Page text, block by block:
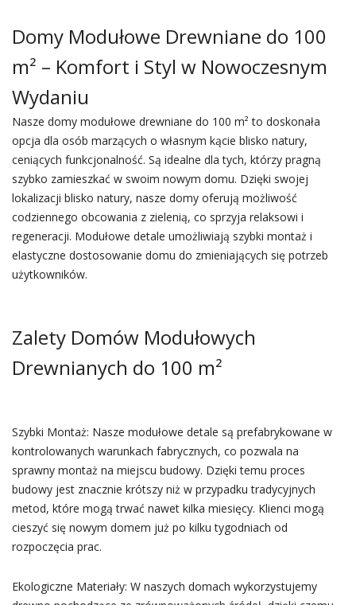
Domy Modułowe Drewniane do 100
m² – Komfort i Styl w Nowoczesnym
Wydaniu
Nasze domy modułowe drewniane do 100 m² to doskonała
opcja dla osób marzących o własnym kącie blisko natury,
ceniących funkcjonalność. Są idealne dla tych, którzy pragną
szybko zamieszkać w swoim nowym domu. Dzięki swojej
lokalizacji blisko natury, nasze domy oferują możliwość
codziennego obcowania z zielenią, co sprzyja relaksowi i
regeneracji. Modułowe detale umożliwiają szybki montaż i
elastyczne dostosowanie domu do zmieniających się potrzeb
użytkowników.
Zalety Domów Modułowych
Drewnianych do 100 m²
Szybki Montaż: Nasze modułowe detale są prefabrykowane w
kontrolowanych warunkach fabrycznych, co pozwala na
sprawny montaż na miejscu budowy. Dzięki temu proces
budowy jest znacznie krótszy niż w przypadku tradycyjnych
metod, które mogą trwać nawet kilka miesięcy. Klienci mogą
cieszyć się nowym domem już po kilku tygodniach od
rozpoczęcia prac.
Ekologiczne Materiały: W naszych domach wykorzystujemy